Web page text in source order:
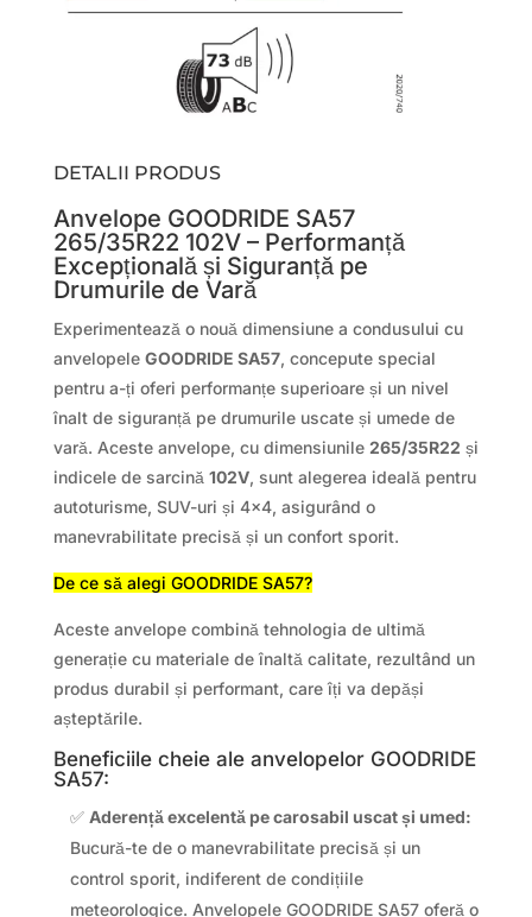
DETALII PRODUS
Anvelope GOODRIDE SA57
265/35R22 102V – Performanță
Excepțională și Siguranță pe
Drumurile de Vară
Experimentează o nouă dimensiune a condusului cu
anvelopele GOODRIDE SA57, concepute special
pentru a-ți oferi performanțe superioare și un nivel
înalt de siguranță pe drumurile uscate și umede de
vară. Aceste anvelope, cu dimensiunile 265/35R22 și
indicele de sarcină 102V, sunt alegerea ideală pentru
autoturisme, SUV-uri și 4×4, asigurând o
manevrabilitate precisă și un confort sporit.
De ce să alegi GOODRIDE SA57?
Aceste anvelope combină tehnologia de ultimă
generație cu materiale de înaltă calitate, rezultând un
produs durabil și performant, care îți va depăși
așteptările.
Beneficiile cheie ale anvelopelor GOODRIDE
SA57:
✅ Aderență excelentă pe carosabil uscat și umed:
Bucură-te de o manevrabilitate precisă și un
control sporit, indiferent de condițiile
meteorologice. Anvelopele GOODRIDE SA57 oferă o